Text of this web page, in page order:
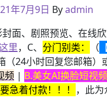
年3月8日
年7月9日 Byadmin
面、剧照预览、在线欣
里，C、 分门别类： （
24小时回复您邮箱）
频 | B.美女AI换脸短视频
急着付款！！！ ，此